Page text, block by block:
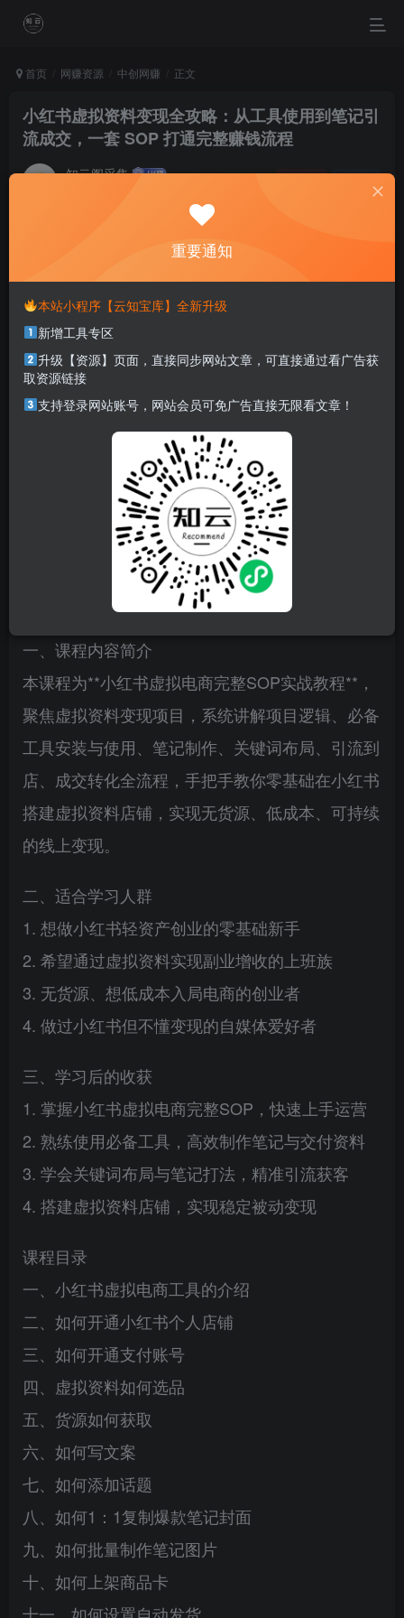
首页 网赚资源 中创网赚 正文
小红书虚拟资料变现全攻略：从工具使用到笔记引
流成交，一套 SOP 打通完整赚钱流程
知云阁采集
No matter what label is thrown your way, only you can
不管你被贴上什么标签，只有你才能定义你自己
本站部分资源打包为压缩包以方便分享，涉及较多
解压密码，如果你下载的资源需要解压密码，请点
击解压密码
一、课程内容简介
本课程为**小红书虚拟电商完整SOP实战教程**，
聚焦虚拟资料变现项目，系统讲解项目逻辑、必备
工具安装与使用、笔记制作、关键词布局、引流到
店、成交转化全流程，手把手教你零基础在小红书
搭建虚拟资料店铺，实现无货源、低成本、可持续
的线上变现。
二、适合学习人群
1. 想做小红书轻资产创业的零基础新手
2. 希望通过虚拟资料实现副业增收的上班族
3. 无货源、想低成本入局电商的创业者
4. 做过小红书但不懂变现的自媒体爱好者
三、学习后的收获
1. 掌握小红书虚拟电商完整SOP，快速上手运营
2. 熟练使用必备工具，高效制作笔记与交付资料
3. 学会关键词布局与笔记打法，精准引流获客
4. 搭建虚拟资料店铺，实现稳定被动变现
课程目录
一、小红书虚拟电商工具的介绍
二、如何开通小红书个人店铺
三、如何开通支付账号
四、虚拟资料如何选品
五、货源如何获取
六、如何写文案
七、如何添加话题
八、如何1：1复制爆款笔记封面
九、如何批量制作笔记图片
十、如何上架商品卡
重要通知
本站小程序【云知宝库】全新升级
新增工具专区
升级【资源】页面，直接同步网站文章，可直接通过看广告获
取资源链接
支持登录网站账号，网站会员可免广告直接无限看文章！